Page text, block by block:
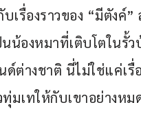
รื่องราวของ “มีตังค์”
น้องหมาที่เติบโตในรั้
างชาติ นี่ไม่ใช่แค่เรื่
มเทให้กับเขาอย่างหม